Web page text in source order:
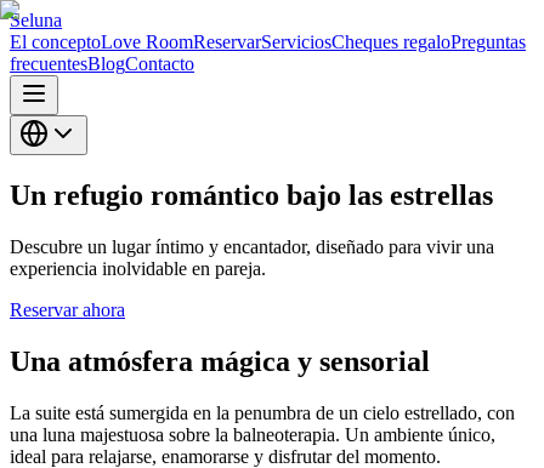
Seluna
El conceptoLove RoomReservarServiciosCheques regaloPreguntas
frecuentesBlogContacto
Un refugio romántico bajo las estrellas
Descubre un lugar íntimo y encantador, diseñado para vivir una
experiencia inolvidable en pareja.
Reservar ahora
Una atmósfera mágica y sensorial
La suite está sumergida en la penumbra de un cielo estrellado, con
una luna majestuosa sobre la balneoterapia. Un ambiente único,
ideal para relajarse, enamorarse y disfrutar del momento.